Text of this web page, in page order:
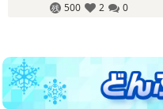
500 2 0